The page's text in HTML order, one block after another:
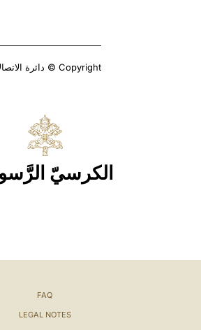
Copyright © دائرة الاتصالات
الكرسيّ
FAQ
LEGAL NOTES